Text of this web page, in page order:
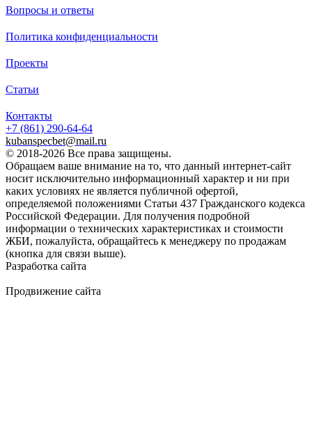
Вопросы и ответы
Политика конфиденциальности
Проекты
Статьи
Контакты
+7 (861) 290-64-64
kubanspecbet@mail.ru
© 2018-2026 Все права защищены.
Обращаем ваше внимание на то, что данный интернет-сайт
носит исключительно информационный характер и ни при
каких условиях не является публичной офертой,
определяемой положениями Статьи 437 Гражданского кодекса
Российской Федерации. Для получения подробной
информации о технических характеристиках и стоимости
ЖБИ, пожалуйста, обращайтесь к менеджеру по продажам
(кнопка для связи выше).
Разработка сайта
Продвижение сайта